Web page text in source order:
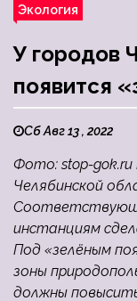
Экология
У городов
появится
Сб Авг 13 , 2022
Фото: stop-gok.ru
Челябинской
инстанциям
Под «зелёным
зоны
должны